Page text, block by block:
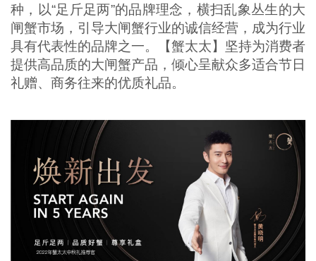
种，以“足斤足两”的品牌理念，横扫乱象丛生的大
闸蟹市场，引导大闸蟹行业的诚信经营，成为行业
具有代表性的品牌之一。【蟹太太】坚持为消费者
提供高品质的大闸蟹产品，倾心呈献众多适合节日
礼赠、商务往来的优质礼品。